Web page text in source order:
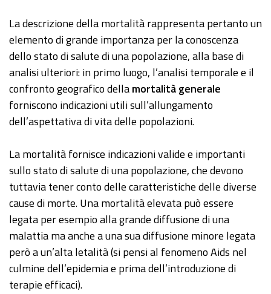
La descrizione della mortalità rappresenta pertanto un
elemento di grande importanza per la conoscenza
dello stato di salute di una popolazione, alla base di
analisi ulteriori: in primo luogo, l’analisi temporale e il
confronto geografico dellamortalità generale
forniscono indicazioni utili sull’allungamento
dell’aspettativa di vita delle popolazioni.
La mortalità fornisce indicazioni valide e importanti
sullo stato di salute di una popolazione, che devono
tuttavia tener conto delle caratteristiche delle diverse
cause di morte. Una mortalità elevata può essere
legata per esempio alla grande diffusione di una
malattia ma anche a una sua diffusione minore legata
però a un’alta letalità (si pensi al fenomeno Aids nel
culmine dell’epidemia e prima dell’introduzione di
terapie efficaci).